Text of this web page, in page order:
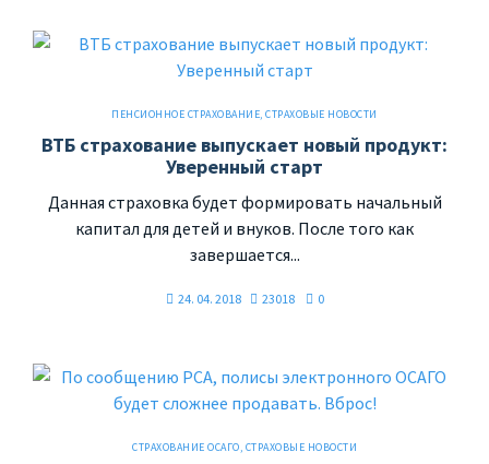
ПЕНСИОННОЕ СТРАХОВАНИЕ,СТРАХОВЫЕ НОВОСТИ
ВТБ страхование выпускает новый продукт:
Уверенный старт
Данная страховка будет формировать начальный
капитал для детей и внуков. После того как
завершается...
24. 04. 2018 23018 0
СТРАХОВАНИЕ ОСАГО, СТРАХОВЫЕ НОВОСТИ